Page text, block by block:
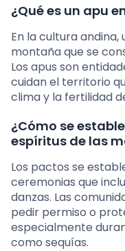
¿Qué es un apu
En la cultura andina,
montaña que se
Los apus son
cuidan el territorio
clima y la fertilidad
¿Cómo se
espíritus de las
Los pactos se
ceremonias que
danzas. Las
pedir permiso o
especialmente
como sequías.